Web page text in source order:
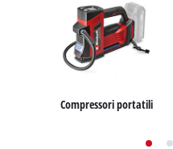
Compressori portatili